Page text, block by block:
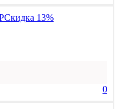
Скидка 13%
0